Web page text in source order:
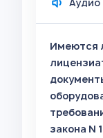
Имеются
закона N